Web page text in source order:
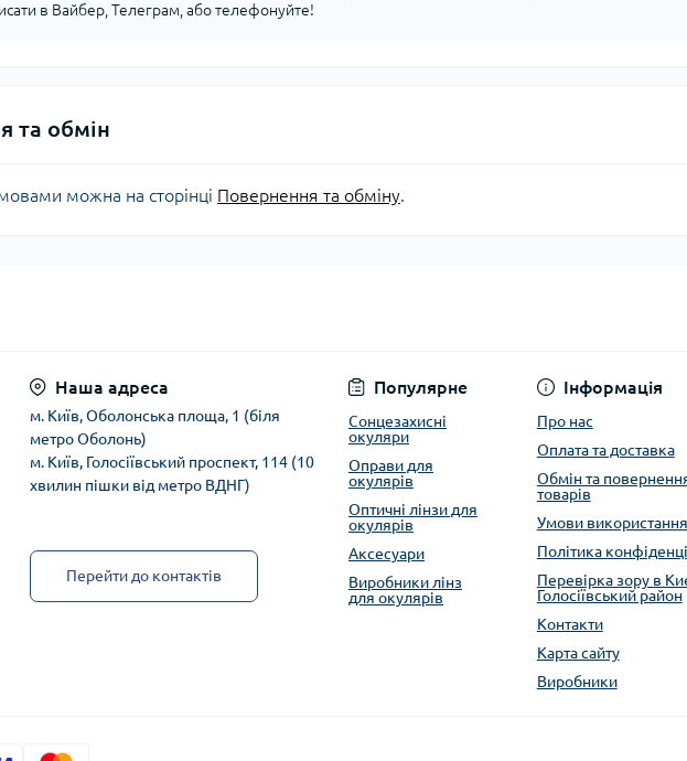
в Вайбер, Телеграм, або телефонуйте!
та обмін
можна на сторінці Повернення та обміну.
Наша адреса
м. Київ, Оболонська площа, 1 (біля
метро Оболонь)
м. Київ, Голосіївський проспект, 114 (10
хвилин пішки від метро ВДНГ)
Перейти до контактів
Популярне
Сонцезахисні
окуляри
Оправи для
окулярів
Оптичні лінзи для
окулярів
Аксесуари
Виробники лінз
для окулярів
Інформація
Про нас
Оплата та доставка
Обмін та
товарів
Умови використання
Політика
Перевірка зору в
Голосіївський район
Контакти
Карта сайту
Виробники